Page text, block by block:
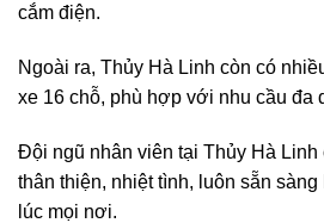
cắm điện.
Ngoài ra, Thủy Hà Linh còn có
xe 16 chỗ, phù hợp với nhu cầu đa
Đội ngũ nhân viên tại Thủy Hà
thân thiện, nhiệt tình, luôn sẵn
lúc mọi nơi.